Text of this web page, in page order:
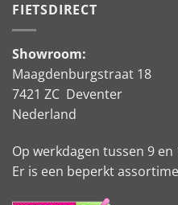
FIETSDIRECT
Showroom:
Maagdenburgstraat 18
7421 ZC Deventer
Nederland
Op werkdagen tussen 9 en
Er is een beperkt